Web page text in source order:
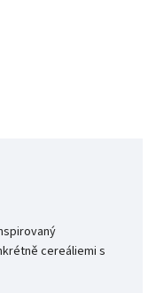
cereáliemi s